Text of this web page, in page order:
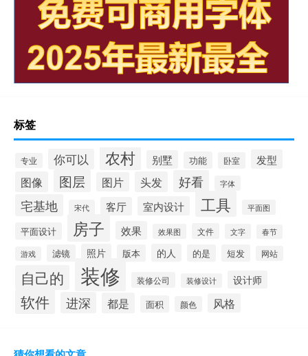
标签
专业 你可以 农村 别墅 功能 卧室 发型
图像 图层 图片 头发 好看 字体
宅基地 宋代 客厅 室内设计 工具 平面图
平面设计 房子 效果 效果图 文件 文字 春节
游戏 滤镜 照片 版本 的人 的是 短发 网站
自己的 装修 装修公司 装修设计 设计师
软件 进深 都是 面积 颜色 风格